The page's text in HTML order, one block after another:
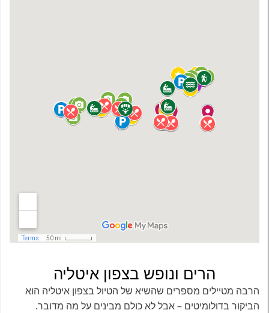
הרים ונופש בצפון איטליה
הרבה מטיילים מספרים שהשיא של הטיול בצפון איטליה הוא
הביקור בדולומיטים – אבל לא כולם מבינים על מה מדובר.